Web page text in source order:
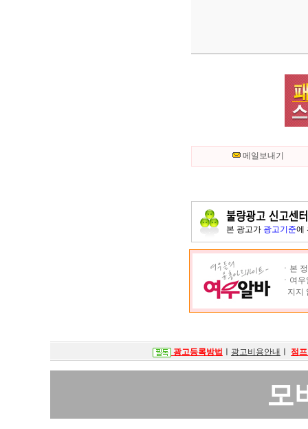
메일보내기
본 광고가 광고기준에
ㆍ본
ㆍ여
지지
광고등록방법 광고비용안내 점
모